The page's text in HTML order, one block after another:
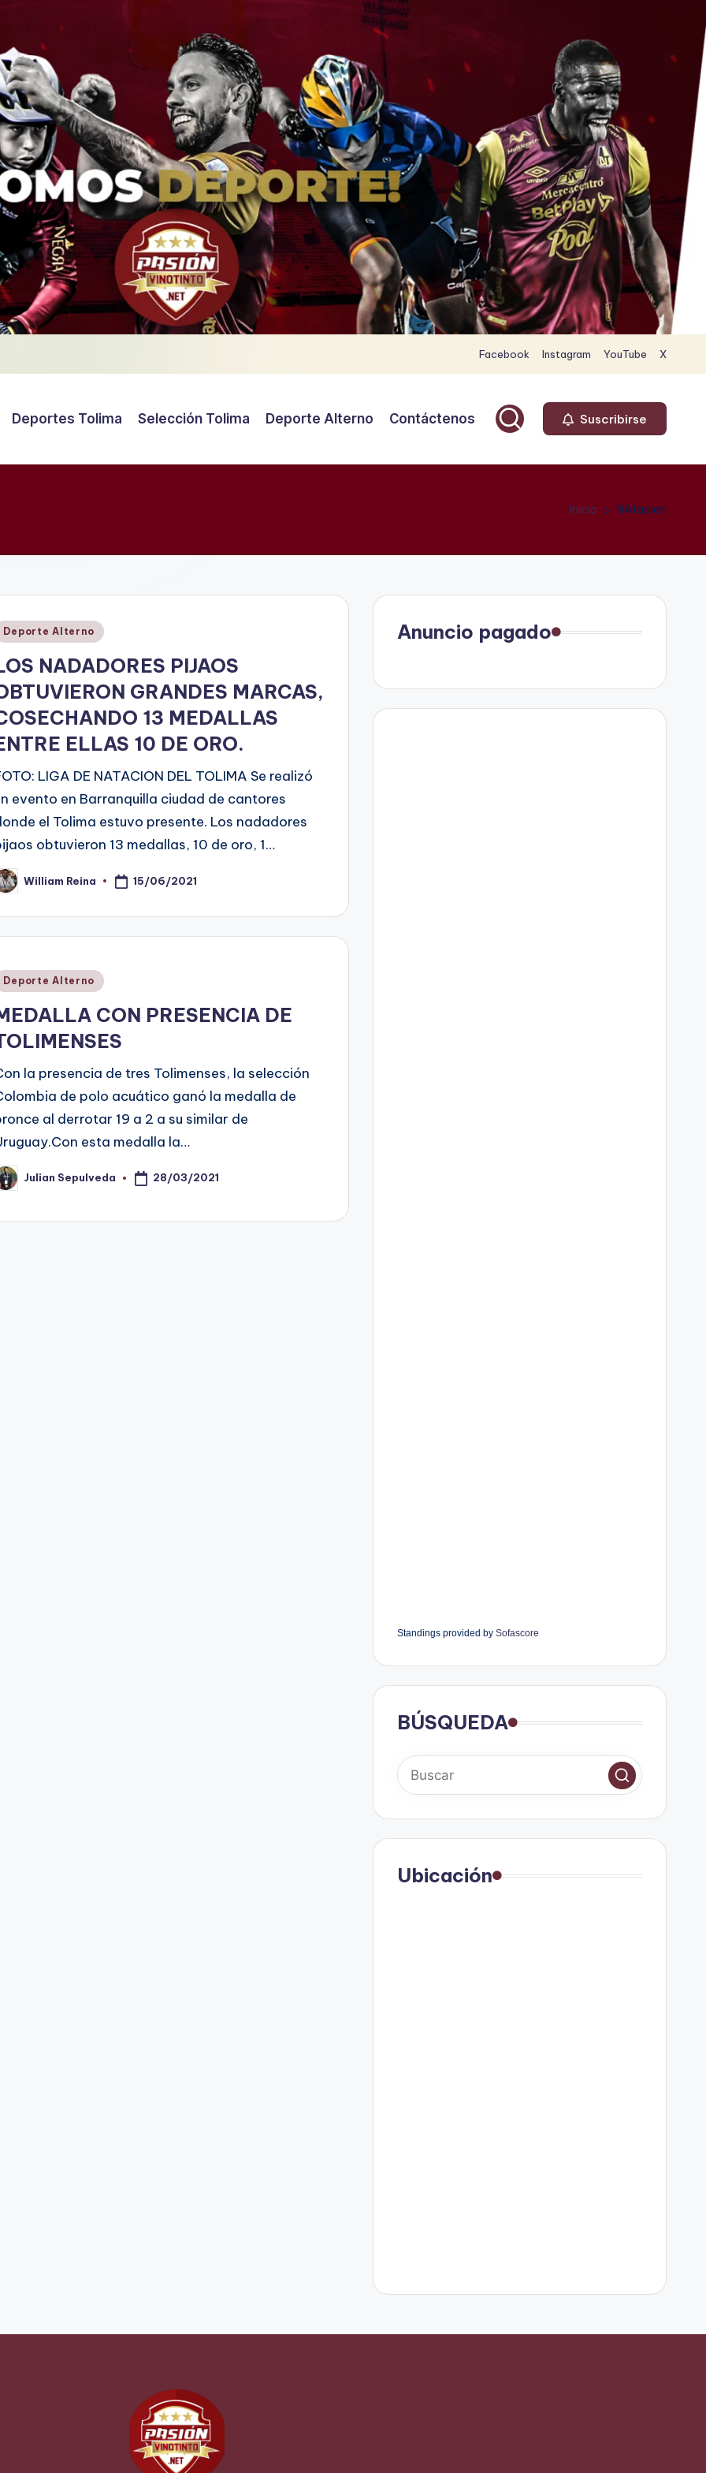
Facebook Instagram YouTube X
Deportes Tolima Selección Tolima Deporte Alterno Contáctenos Suscribirse
Inicio NAtacion
Deporte Alterno
NADADORES PIJAOS
GRANDES MARCAS,
13 MEDALLAS
ELLAS 10 DE ORO.
LIGA DE NATACION DEL TOLIMA Se realizó
evento en Barranquilla ciudad de cantores
el Tolima estuvo presente. Los nadadores
obtuvieron 13 medallas, 10 de oro, 1…
William Reina 15/06/2021
Deporte Alterno
CON PRESENCIA DE
la presencia de tres Tolimenses, la selección
de polo acuático ganó la medalla de
al derrotar 19 a 2 a su similar de
esta medalla la…
Julian Sepulveda 28/03/2021
Anuncio pagado
Standings provided by Sofascore
BÚSQUEDA
Ubicación